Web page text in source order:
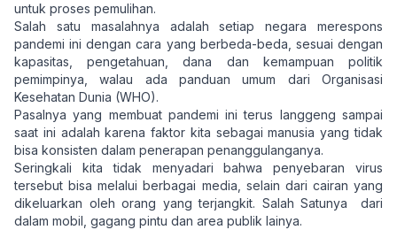
untuk proses pemulihan.
Salah satu masalahnya adalah setiap negara merespons
pandemi ini dengan cara yang berbeda-beda, sesuai dengan
kapasitas, pengetahuan, dana dan kemampuan politik
pemimpinya, walau ada panduan umum dari Organisasi
Kesehatan Dunia (WHO).
Pasalnya yang membuat pandemi ini terus langgeng sampai
saat ini adalah karena faktor kita sebagai manusia yang tidak
bisa konsisten dalam penerapan penanggulanganya.
Seringkali kita tidak menyadari bahwa penyebaran virus
tersebut bisa melalui berbagai media, selain dari cairan yang
dikeluarkan oleh orang yang terjangkit. Salah Satunya dari
dalam mobil, gagang pintu dan area publik lainya.